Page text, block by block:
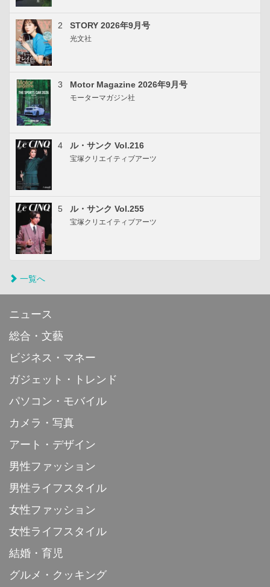
2 STORY 2026年9月号
光文社
3 Motor Magazine 2026年9月号
モーターマガジン社
4 ル・サンク Vol.216
宝塚クリエイティブアーツ
5 ル・サンク Vol.255
宝塚クリエイティブアーツ
一覧へ
ニュース
総合・文藝
ビジネス・マネー
ガジェット・トレンド
パソコン・モバイル
カメラ・写真
アート・デザイン
男性ファッション
男性ライフスタイル
女性ファッション
女性ライフスタイル
結婚・育児
グルメ・クッキング